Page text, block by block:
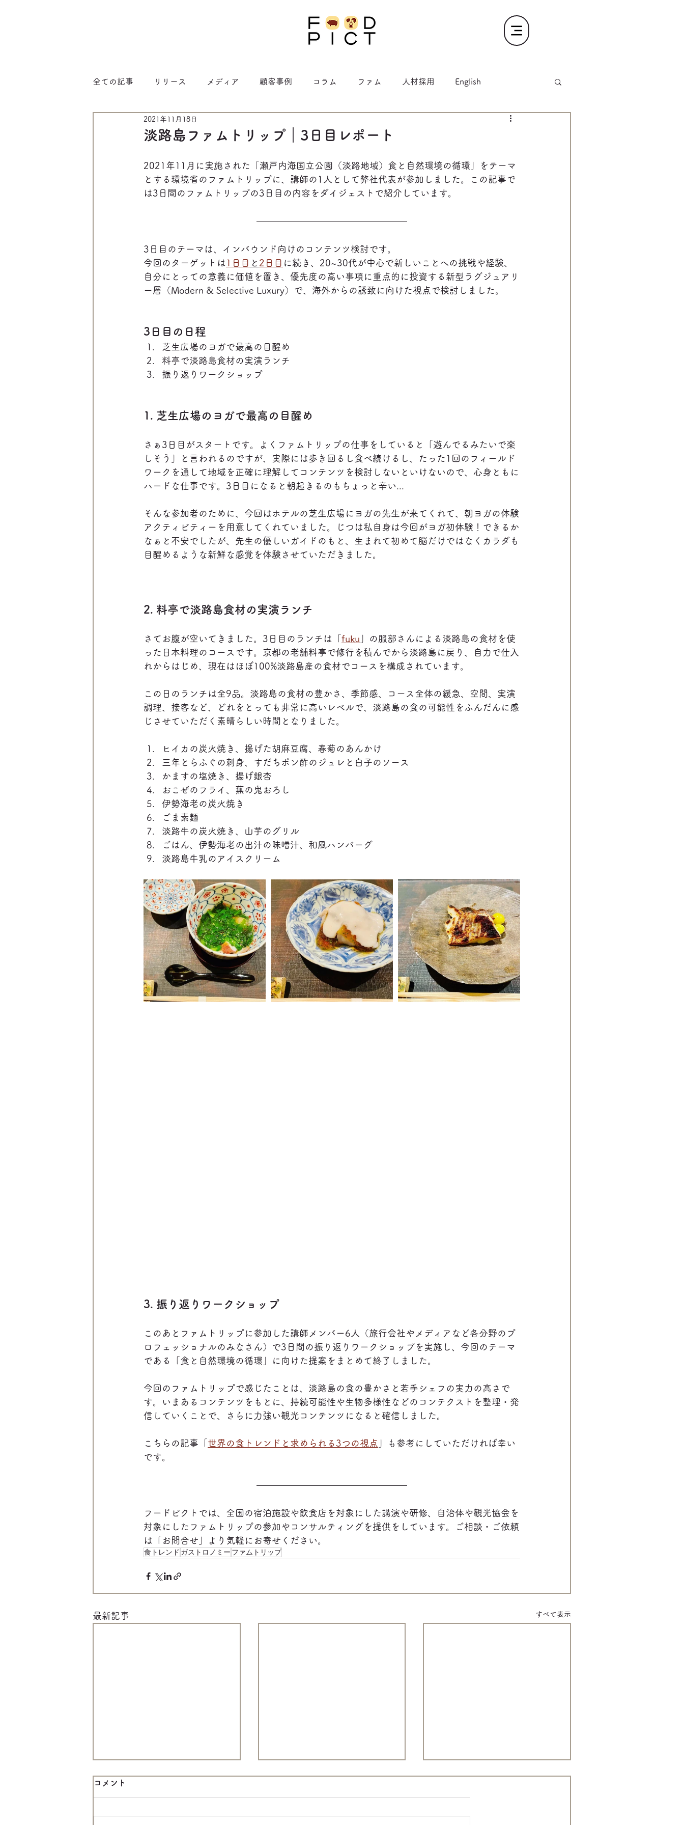
全ての記事 リリース メディア 顧客事例 コラム ファム 人材採用 English
淡路島ファムトリップ｜3日目レポート
2021年11月18日
2021年11月に実施された「瀬戸内海国立公園（淡路地域）食と自然環境の循環」をテーマ
とする環境省のファムトリップに、講師の1人として弊社代表が参加しました。この記事で
は3日間のファムトリップの3日目の内容をダイジェストで紹介しています。
3日目のテーマは、インバウンド向けのコンテンツ検討です。
今回のターゲットは 1日目 と 2日目 に続き、20~30代が中心で新しいことへの挑戦や経験、
自分にとっての意義に価値を置き、優先度の高い事項に重点的に投資する新型ラグジュアリ
ー層（Modern & Selective Luxury）で、海外からの誘致に向けた視点で検討しました。
3日目の日程
芝生広場のヨガで最高の目醒め
料亭で淡路島食材の実演ランチ
振り返りワークショップ
1. 芝生広場のヨガで最高の目醒め
さぁ3日目がスタートです。よくファムトリップの仕事をしていると「遊んでるみたいで楽
しそう」と言われるのですが、実際には歩き回るし食べ続けるし、たった1回のフィールド
ワークを通して地域を正確に理解してコンテンツを検討しないといけないので、心身ともに
ハードな仕事です。3日目になると朝起きるのもちょっと辛い...
そんな参加者のために、今回はホテルの芝生広場にヨガの先生が来てくれて、朝ヨガの体験
アクティビティーを用意してくれていました。じつは私自身は今回がヨガ初体験！できるか
なぁと不安でしたが、先生の優しいガイドのもと、生まれて初めて脳だけではなくカラダも
目醒めるような新鮮な感覚を体験させていただきました。
2. 料亭で淡路島食材の実演ランチ
さてお腹が空いてきました。3日目のランチは「 fuku 」の服部さんによる淡路島の食材を使
った日本料理のコースです。京都の老舗料亭で修行を積んでから淡路島に戻り、自力で仕入
れからはじめ、現在はほぼ100%淡路島産の食材でコースを構成されています。
この日のランチは全9品。淡路島の食材の豊かさ、季節感、コース全体の緩急、空間、実演
調理、接客など、どれをとっても非常に高いレベルで、淡路島の食の可能性をふんだんに感
じさせていただく素晴らしい時間となりました。
ヒイカの炭火焼き、揚げた胡麻豆腐、春菊のあんかけ
三年とらふぐの刺身、すだちポン酢のジュレと白子のソース
かますの塩焼き、揚げ銀杏
おこぜのフライ、蕪の鬼おろし
伊勢海老の炭火焼き
ごま素麺
淡路牛の炭火焼き、山芋のグリル
ごはん、伊勢海老の出汁の味噌汁、和風ハンバーグ
淡路島牛乳のアイスクリーム
3. 振り返りワークショップ
このあとファムトリップに参加した講師メンバー6人（旅行会社やメディアなど各分野のプ
ロフェッショナルのみなさん）で3日間の振り返りワークショップを実施し、今回のテーマ
である「食と自然環境の循環」に向けた提案をまとめて終了しました。
今回のファムトリップで感じたことは、淡路島の食の豊かさと若手シェフの実力の高さで
す。いまあるコンテンツをもとに、持続可能性や生物多様性などのコンテクストを整理・発
信していくことで、さらに力強い観光コンテンツになると確信しました。
こちらの記事「 世界の食トレンドと求められる3つの視点
」も参考にしていただければ幸い
です。
フードピクトでは、全国の宿泊施設や飲食店を対象にした講演や研修、自治体や観光協会を
対象にしたファムトリップの参加やコンサルティングを提供をしています。ご相談・ご依頼
は「お問合せ」より気軽にお寄せください。
食トレンド ガストロノミー ファムトリップ
最新記事 すべて表示
コメント